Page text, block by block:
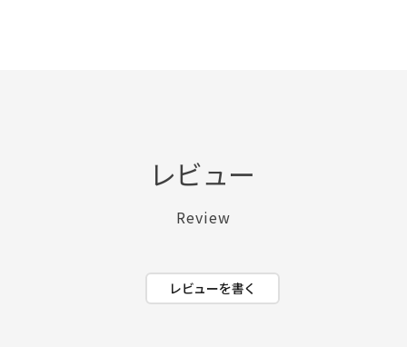
レビュー
Review
レビューを書く